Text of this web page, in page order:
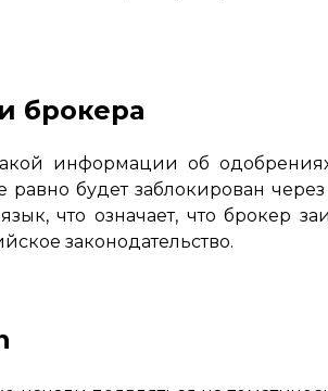
брокера
информации об
равно будет заблокирован
что означает, что брокер
законодательство.